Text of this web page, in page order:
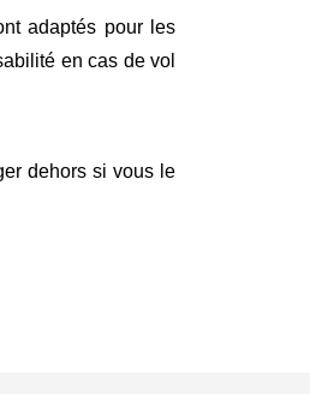
adaptés pour les
en cas de vol
dehors si vous le